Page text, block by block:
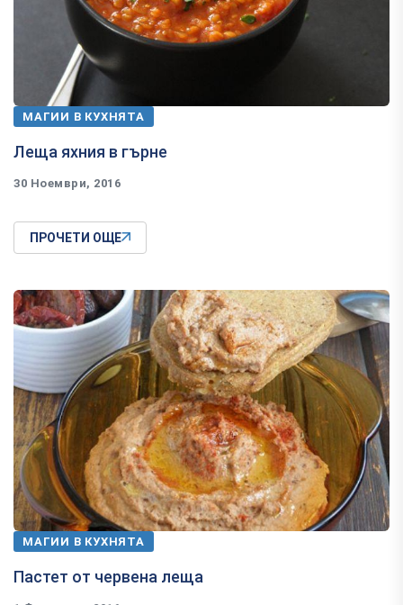
МАГИИ В КУХНЯТА
Леща яхния в гърне
30 Ноември, 2016
ПРОЧЕТИ ОЩЕ
МАГИИ В КУХНЯТА
Пастет от червена леща